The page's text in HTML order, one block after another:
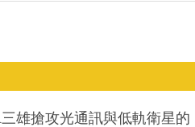
雄搶攻光通訊與低軌衛星的